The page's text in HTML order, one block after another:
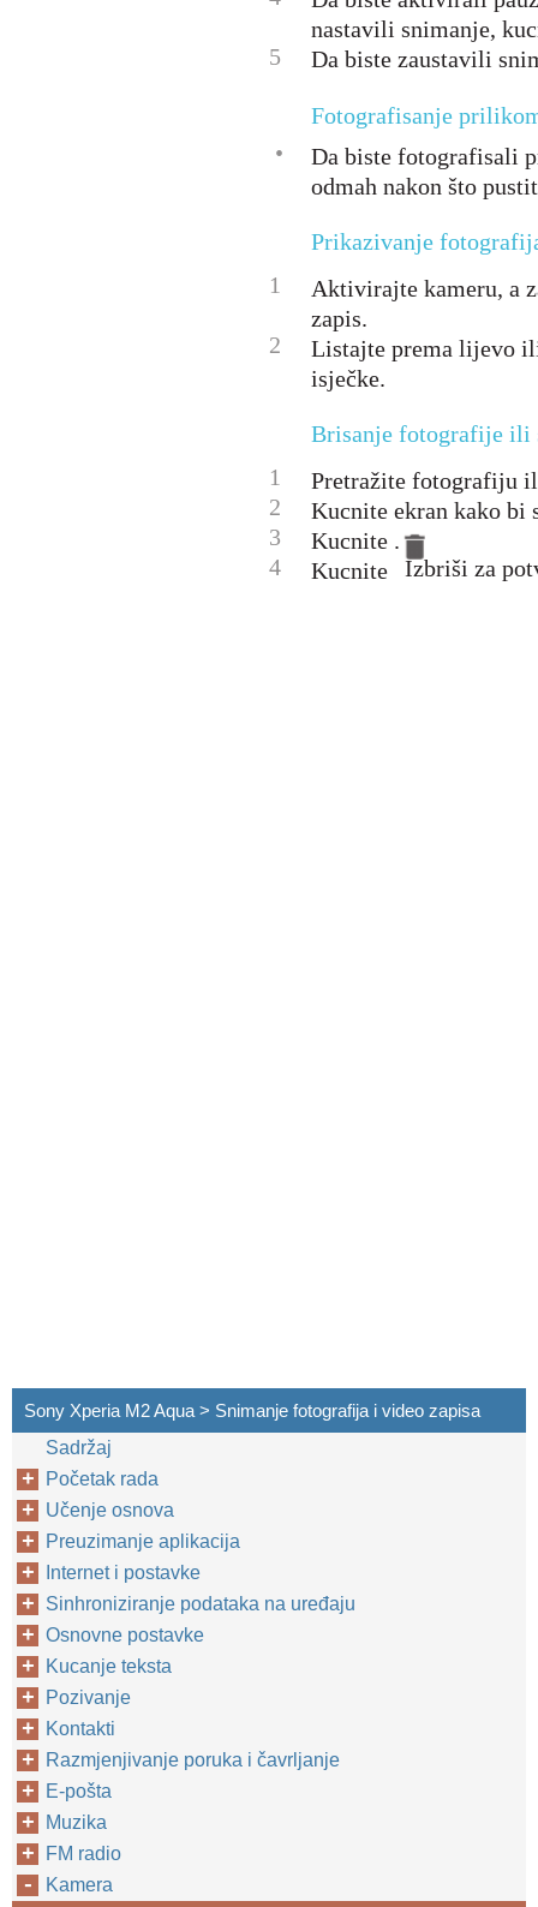
nastavili snimanje,
5
Da biste zaustavili
Fotografisanje
•
Da biste fotografisali
odmah nakon što
Prikazivanje
1
Aktivirajte kameru, a
zapis.
2
Listajte prema lijevo
isječke.
Brisanje fotografije ili
1
Pretražite fotografiju
2
Kucnite ekran kako bi
3
Kucnite .
4
Kucnite Izbriši za
Sony Xperia M2 Aqua > Snimanje fotografija i video zapisa
Sadržaj
Početak rada
Učenje osnova
Preuzimanje aplikacija
Internet i postavke
Sinhroniziranje podataka na uređaju
Osnovne postavke
Kucanje teksta
Pozivanje
Kontakti
Razmjenjivanje poruka i čavrljanje
E-pošta
Muzika
FM radio
Kamera